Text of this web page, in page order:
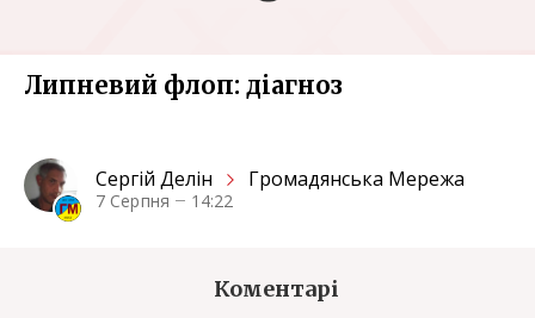
Липневий флоп: діагноз
Сергiй Делін Громадянська Мережа
7 Серпня 14:22
Коментарі